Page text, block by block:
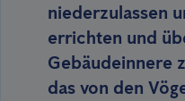
niederzulassen
errichten und
Gebäudeinnere
das von den